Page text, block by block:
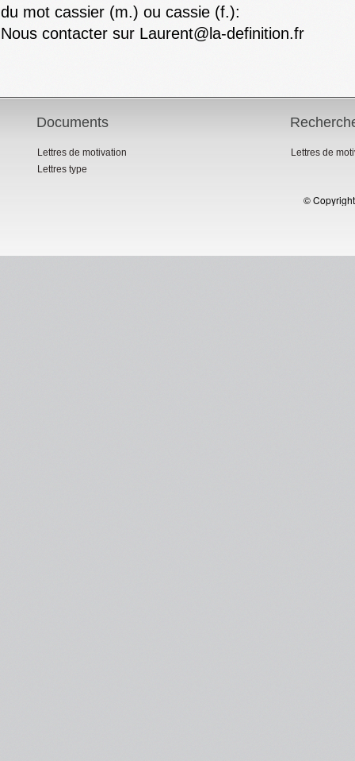
du mot cassier (m.) ou cassie (f.):
Nous contacter sur Laurent@la-definition.fr
Documents
Lettres de motivation
Lettres type
Lettres de
©